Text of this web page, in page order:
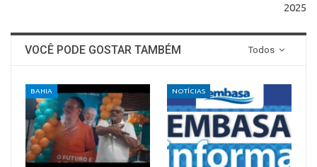
2025
Todos
VOCÊ PODE GOSTAR TAMBÉM
BAHIA NOTÍCIAS